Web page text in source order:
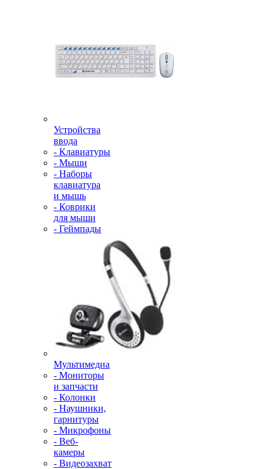
Устройства
ввода
- Клавиатуры
- Мыши
- Наборы
клавиатура
и мышь
- Коврики
для мыши
- Геймпады
Мультимедиа
- Мониторы
и запчасти
- Колонки
- Наушники,
гарнитуры
- Микрофоны
- Веб-
камеры
- Видеозахват